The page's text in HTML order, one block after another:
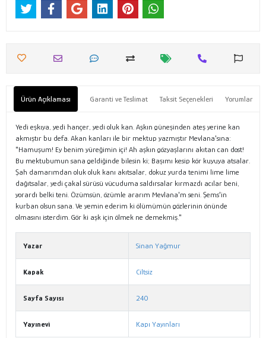
Ürün Açıklaması Garanti ve Teslimat Taksit Seçenekleri Yorumlar
Yedi eşkıya, yedi hançer, yedi oluk kan. Aşkın güneşinden ateş yerine kan
akmıştır bu defa. Akan kanları ile bir mektup yazmıştır Mevlana'sına:
"Hamuşum! Ey benim yüreğimin içi! Ah aşkın gözyaşlarını akıtan can dost!
Bu mektubumun sana geldiğinde bilesin ki; Başımı kesip kör kuyuya atsalar.
Şah damarımdan oluk oluk kanı akıtsalar, dokuz yurda tenimi lime lime
dağıtsalar, yedi çakal sürüsü vücuduma saldırsalar kırmazdı acılar beni,
yorardı belki teni. Özümsün, özümle ararım Mevlana'm seni. Şems'in
kurban olsun sana. Ve yemin ederim ki ölümümün gözlerinin önünde
olmasını isterdim. Gör ki aşk için ölmek ne demekmiş."
Yazar Sinan Yağmur
Kapak Ciltsiz
Sayfa Sayısı 240
Yayınevi Kapı Yayınları